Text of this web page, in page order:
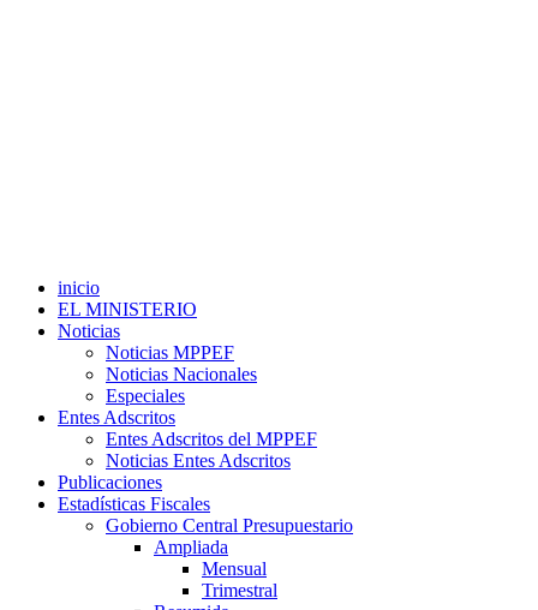
inicio
EL MINISTERIO
Noticias
Noticias MPPEF
Noticias Nacionales
Especiales
Entes Adscritos
Entes Adscritos del MPPEF
Noticias Entes Adscritos
Publicaciones
Estadísticas Fiscales
Gobierno Central Presupuestario
Ampliada
Mensual
Trimestral